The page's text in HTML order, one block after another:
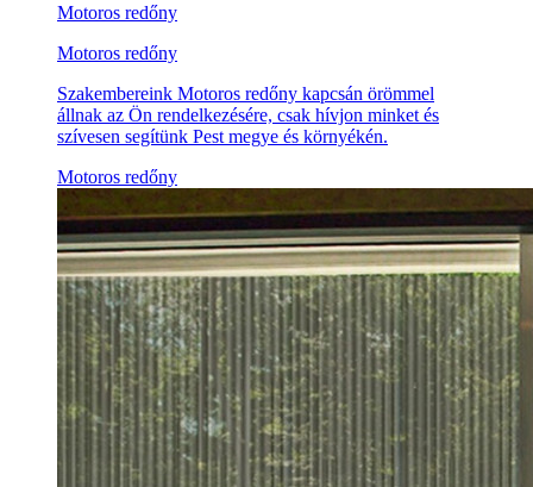
Motoros redőny
Motoros redőny
Szakembereink Motoros redőny kapcsán örömmel
állnak az Ön rendelkezésére, csak hívjon minket és
szívesen segítünk Pest megye és környékén.
Motoros redőny